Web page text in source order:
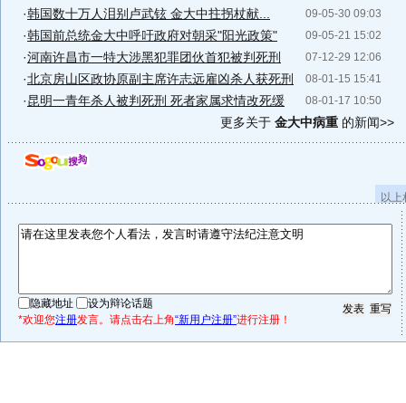
09-05-30 09:03
·韩国数十万人泪别卢武铉 金大中拄拐杖献...
09-05-21 15:02
·韩国前总统金大中呼吁政府对朝采"阳光政策"
07-12-29 12:06
·河南许昌市一特大涉黑犯罪团伙首犯被判死刑
08-01-15 15:41
·北京房山区政协原副主席许志远雇凶杀人获死刑
08-01-17 10:50
·昆明一青年杀人被判死刑 死者家属求情改死缓
更多关于 金大中病重 的新闻>>
以
隐藏地址
设为辩论话题
*欢迎您注册发言。请点击右上角“新用户注册”进行注册！